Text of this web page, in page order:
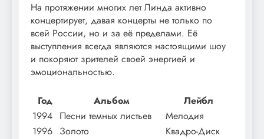
На протяжении многих лет Линда активно
концертирует, давая концерты не только по
всей России, но и за её пределами. Её
выступления всегда являются настоящими шоу
и покоряют зрителей своей энергией и
эмоциональностью.
Год Альбом
Лейбл
1994 Песни темных листьев
Мелодия
1996 Золото
Квадро-Диск